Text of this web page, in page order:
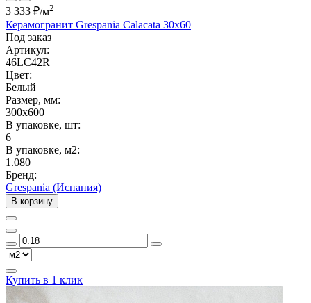
3 333 ₽/м2
Керамогранит Grespania Calacata 30x60
Под заказ
Артикул:
46LC42R
Цвет:
Белый
Размер, мм:
300x600
В упаковке, шт:
6
В упаковке, м2:
1.080
Бренд:
Grespania (Испания)
В корзину
Купить в 1 клик